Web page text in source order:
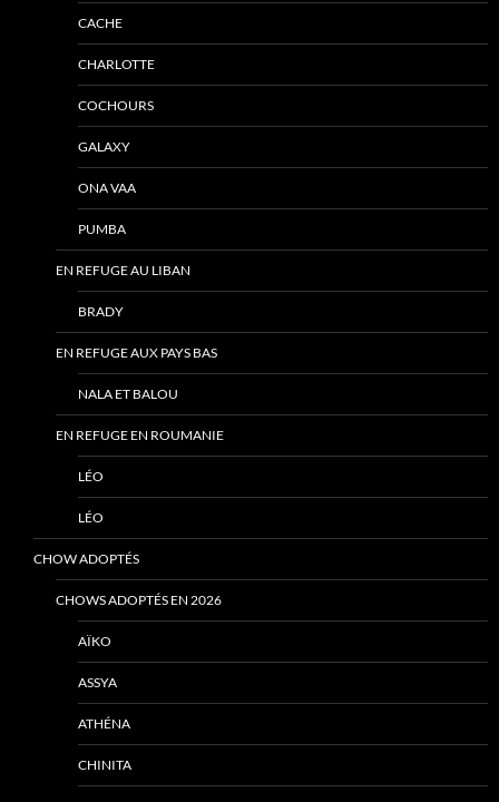
CACHE
CHARLOTTE
COCHOURS
GALAXY
ONA VAA
PUMBA
EN REFUGE AU LIBAN
BRADY
EN REFUGE AUX PAYS BAS
NALA ET BALOU
EN REFUGE EN ROUMANIE
LÉO
LÉO
CHOW ADOPTÉS
CHOWS ADOPTÉS EN 2026
AÏKO
ASSYA
ATHÉNA
CHINITA